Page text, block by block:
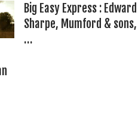
Big Easy Express : Edward
Sharpe, Mumford & sons,
…